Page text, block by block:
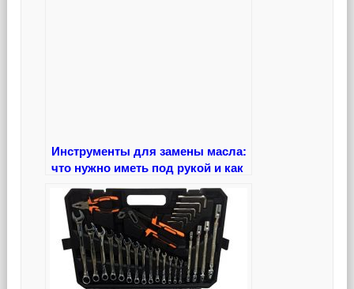
Инструменты для замены масла:
что нужно иметь под рукой и как